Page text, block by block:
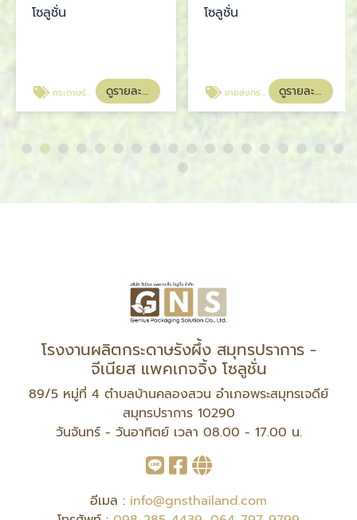
โซลูชั่น
กระดาษรังผึ้ง สมุทรปราการ ดูรายละเอียด
โซลูชั่น
ขายส่งกระดาษรังผึ้ง ราคาส่ง ดูรายละเอียด
โรงงานผลิตกระดาษรังผึ้ง สมุทรปราการ -
จีเนียส แพคเกจจิ้ง โซลูชั่น
89/5 หมู่ที่ 4 ตำบลบ้านคลองสวน อำเภอพระสมุทรเจดีย์
สมุทรปราการ 10290
วันจันทร์ - วันอาทิตย์ เวลา 08.00 - 17.00 น.
อีเมล : info@gnsthailand.com